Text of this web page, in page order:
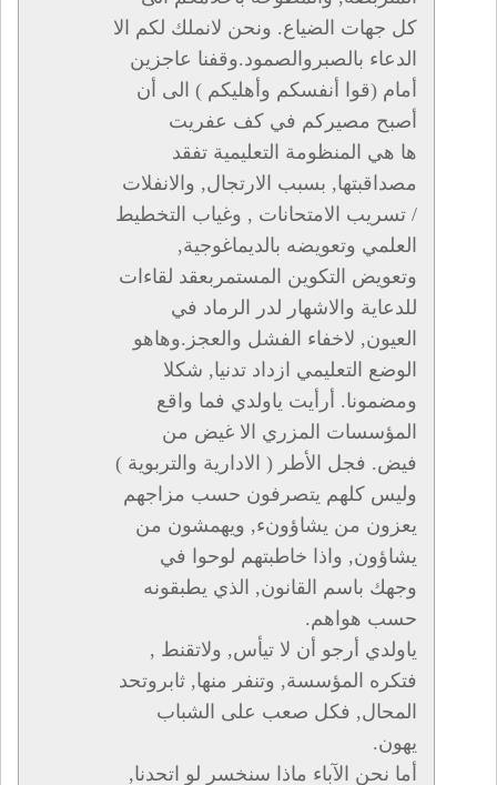
كل جهات الضياع. ونحن لانملك لكم الا
الدعاء بالصبروالصمود.وقفنا عاجزين
أمام (قوا أنفسكم وأهليكم ) الى أن
أصبح مصيركم في كف عفريت
ها هي المنظومة التعليمية تفقد
مصداقبتها, بسبب الارتجال, والانفلات
/ تسريب الامتحانات , وغياب التخطيط
العلمي وتعويضه بالديماغوجية,
وتعويض التكوين المستمربعقد لقاءات
للدعاية والاشهار لدر الرماد في
العيون, لاخفاء الفشل والعجز.وهاهو
الوضع التعليمي ازداد تدنيا, شكلا
ومضمونا. أرأيت ياولدي فما واقع
المؤسسات المزري الا غيض من
فيض. فجل الأطر ( الادارية والتربوية )
وليس كلهم يتصرفون حسب مزاجهم
يعزون من يشاؤونء, ويهمشون من
يشاؤون, واذا خاطبتهم لوحوا في
وجهك باسم القانون, الذي يطبقونه
حسب هواهم.
ياولدي أرجو أن لا تيأس, ولاتقنط ,
فتكره المؤسسة, وتنفر منها, ثابروتحد
المحال, فكل صعب على الشباب
يهون.
أما نحن الآباء ماذا سنخسر لو اتحدنا,